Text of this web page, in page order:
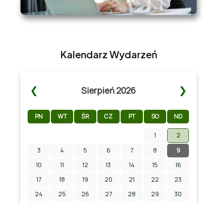
Kalendarz Wydarzeń
❮ Sierpień 2026 ❯
PN WT ŚR CZ PT SO ND
1 2
Zapraszamy na Letni Pokaz Filmowy na
3 4 5 6 7 8
9
10
11 12 13 14 15
16
17
18 19 20 21 22
23
24
25 26 27 28 29
30